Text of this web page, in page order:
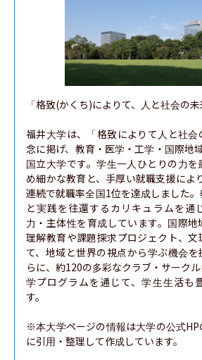
「格致(かくち)によりて、人と社会の未
福井大学は、「格致によりて人と社
念に掲げ、教育・医学・工学・国際地
国立大学です。学生一人ひとりの力
め細かな教育と、手厚い就職支援によ
連続で就職率全国1位を達成しました
と実践を往還するカリキュラムを通
力・主体性を育成しています。国際
理解教育や課題探求プロジェクト、文
て、地域と世界の視点から学ぶ機会
らに、約120の多彩なクラブ・サーク
学プログラムを通じて、学生生活も
す。
※本大学ページの情報は大学の公式
に引用・整理して作成しています。